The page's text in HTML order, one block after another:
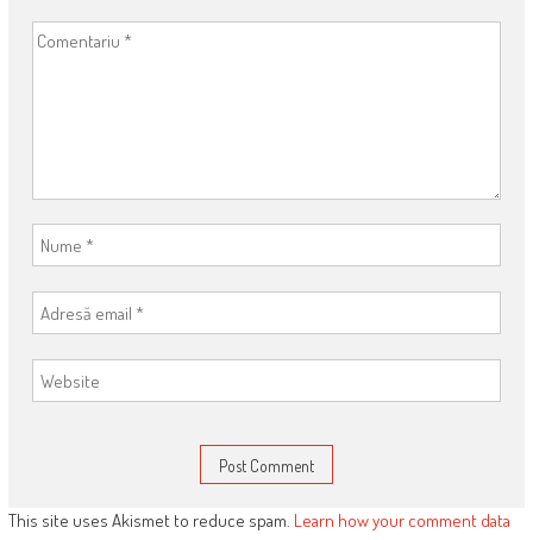
This site uses Akismet to reduce spam. Learn how your comment data